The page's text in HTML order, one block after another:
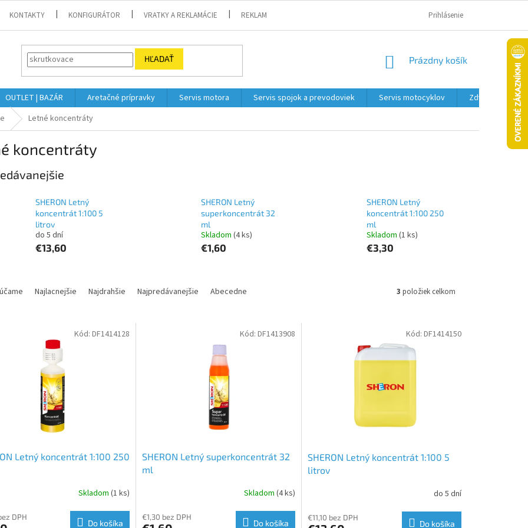
KONTAKTY KONFIGURÁTOR VRATKY A REKLAMÁCIE REKLAMAČNÝ PORIADOK A PODMIENKY OBCHODNÉ PODMIENKY
Prihlásenie
HĽADAŤ
NÁKUPNÝ
Prázdny košík
OUTLET | BAZÁR Aretačné prípravky Servis motora Servis spojok a prevodoviek Servis motocyklov Zdviháky
Letné koncentráty
koncentráty
SHERON Letný
koncentrát 1:100 5
litrov
do 5 dní
€13,60
SHERON Letný
superkoncentrát 32
ml
Skladom (4 ks)
€1,60
SHERON Letný
koncentrát 1:100 250
ml
Skladom (1 ks)
€3,30
Najlacnejšie Najdrahšie Najpredávanejšie Abecedne 3 položiek celkom
Letný koncentrát 1:100 250
Skladom (1 ks)
DPH
Do košíka
Kód: DF1414128
SHERON Letný superkoncentrát 32
ml
Skladom (4 ks)
€1,30 bez DPH
Do košíka
Kód: DF1413908
SHERON Letný koncentrát 1:100 5
litrov
do 5 dní
€11,10 bez DPH
Do košíka
Kód: DF1414150